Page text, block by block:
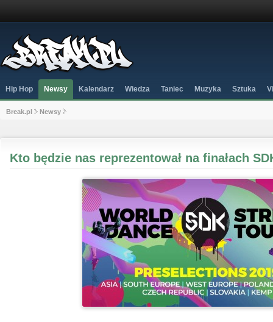
Hip Hop Newsy Kalendarz Wiedza Taniec Muzyka Sztuka
Break.pl Newsy
Kto będzie nas reprezentował na finałach